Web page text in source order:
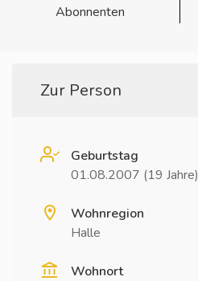
Abonnenten
Zur Person
Geburtstag
01.08.2007 (19 Jahre)
Wohnregion
Halle
Wohnort